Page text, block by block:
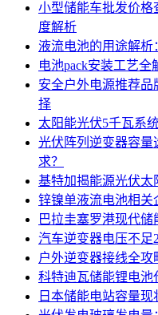
小型储能车批发价格
度解析
液流电池的用途解
电池pack安装工艺
安全户外电源推荐
择
太阳能光伏5千瓦系
光伏阵列逆变器容量
求？
基特加揭能源光伏太
锌镍单液流电池相关
巴拉圭塞罗港现代
汽车逆变器电压不足
户外逆变器接线全
科特迪瓦储能锂电池
日本储能电站容量